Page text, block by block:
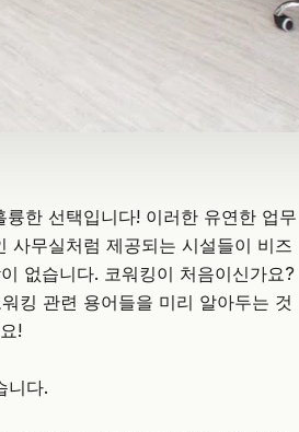
륭한 선택입니다! 이러한 유연한 업무
사무실처럼 제공되는 시설들이 비즈
없습니다. 코워킹이 처음이신가요?
킹 관련 용어들을 미리 알아두는 것
!
니다.